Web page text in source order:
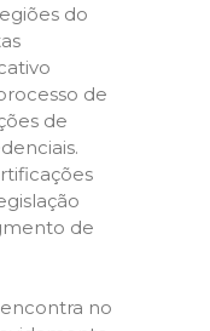
do
de
de
de
no